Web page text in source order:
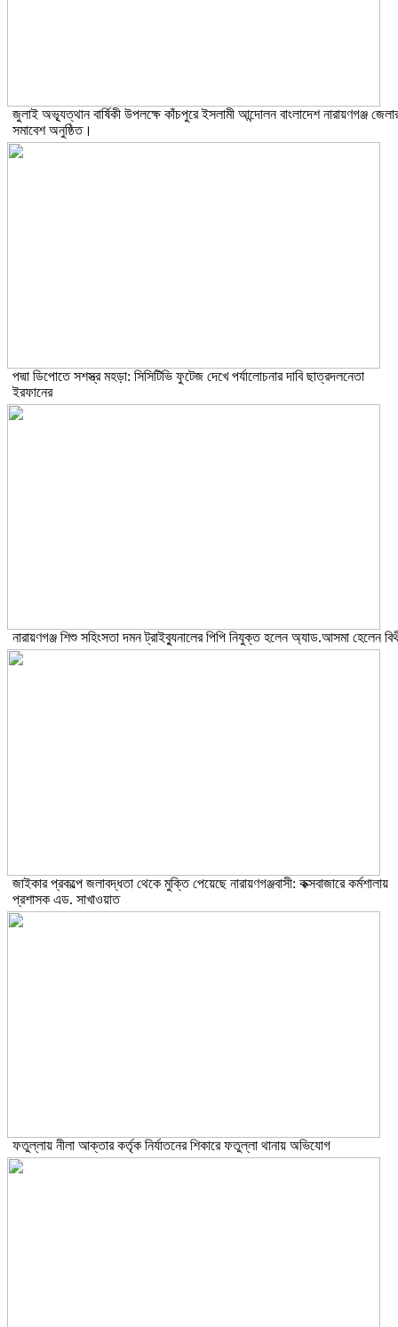
জুলাই অভ্যূত্থান বার্ষিকী উপলক্ষে কাঁচপুরে ইসলামী আন্দোলন বাংলাদেশ নারায়ণগঞ্জ
সমাবেশ অনুষ্ঠিত।
পদ্মা ডিপোতে সশস্ত্র মহড়া: সিসিটিভি ফুটেজ দেখে পর্যালোচনার দাবি ছাত্রদলনেতা
ইরফানের
নারায়ণগঞ্জ শিশু সহিংসতা দমন ট্রাইব্যুনালের পিপি নিযুক্ত হলেন অ্যাড.আসমা হেলেন
জাইকার প্রকল্পে জলাবদ্ধতা থেকে মুক্তি পেয়েছে নারায়ণগঞ্জবাসী: কক্সবাজারে কর্মশালায়
প্রশাসক এড. সাখাওয়াত
ফতুল্লায় নীলা আক্তার কর্তৃক নির্যাতনের শিকারে ফতুল্লা থানায় অভিযোগ